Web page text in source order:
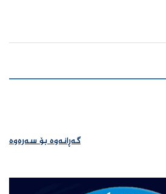
گەڕانەوە بۆ سەرەوە